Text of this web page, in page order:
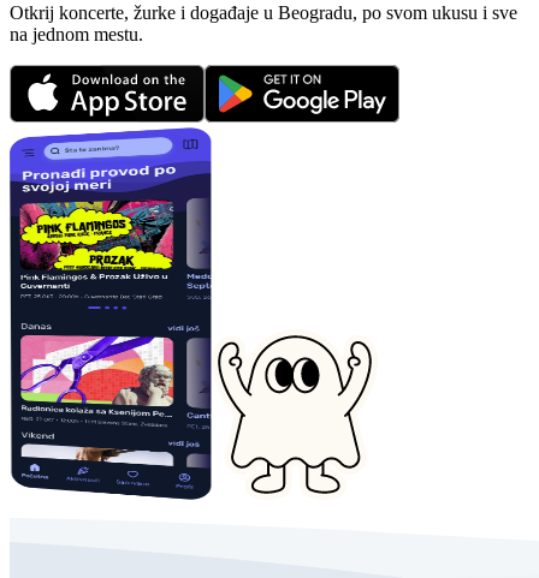
Otkrij koncerte, žurke i događaje u Beogradu, po svom ukusu i sve
na jednom mestu.